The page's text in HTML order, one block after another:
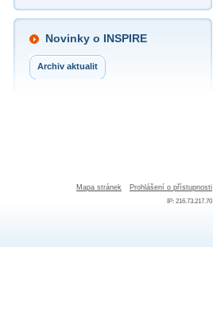
Novinky o INSPIRE
Archiv aktualit
Mapa stránek Prohlášení o přístupnosti
IP: 216.73.217.70